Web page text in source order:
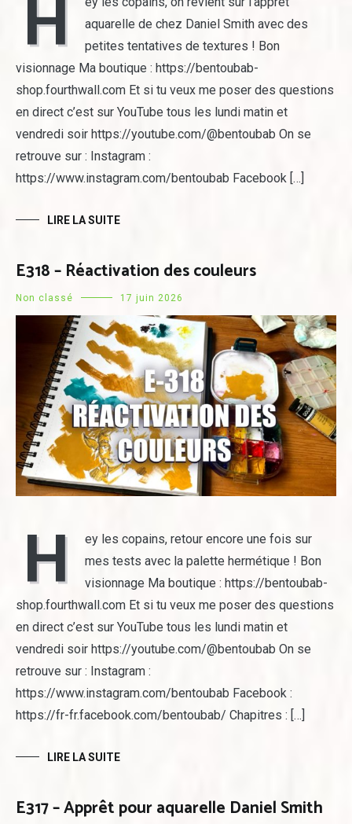
H
aquarelle de chez Daniel Smith avec des
petites tentatives de textures ! Bon
visionnage Ma boutique : https://bentoubab-
shop.fourthwall.com Et si tu veux me poser des questions
en direct c’est sur YouTube tous les lundi matin et
vendredi soir https://youtube.com/@bentoubab On se
retrouve sur : Instagram :
https://www.instagram.com/bentoubab Facebook […]
LIRE LA SUITE
E318 – Réactivation des couleurs
Non classé 17 juin 2026
H
ey les copains, retour encore une fois sur
mes tests avec la palette hermétique ! Bon
visionnage Ma boutique : https://bentoubab-
shop.fourthwall.com Et si tu veux me poser des questions
en direct c’est sur YouTube tous les lundi matin et
vendredi soir https://youtube.com/@bentoubab On se
retrouve sur : Instagram :
https://www.instagram.com/bentoubab Facebook :
https://fr-fr.facebook.com/bentoubab/ Chapitres : […]
LIRE LA SUITE
E317 – Apprêt pour aquarelle Daniel Smith